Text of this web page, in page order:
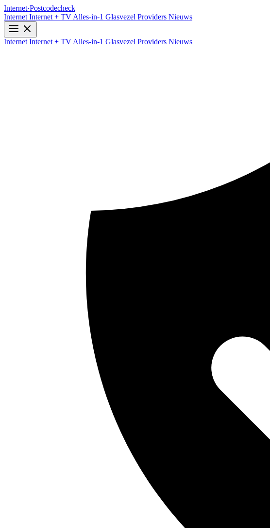
Internet·Postcodecheck
Internet Internet + TV Alles-in-1 Glasvezel Providers Nieuws
Internet Internet + TV Alles-in-1 Glasvezel Providers Nieuws